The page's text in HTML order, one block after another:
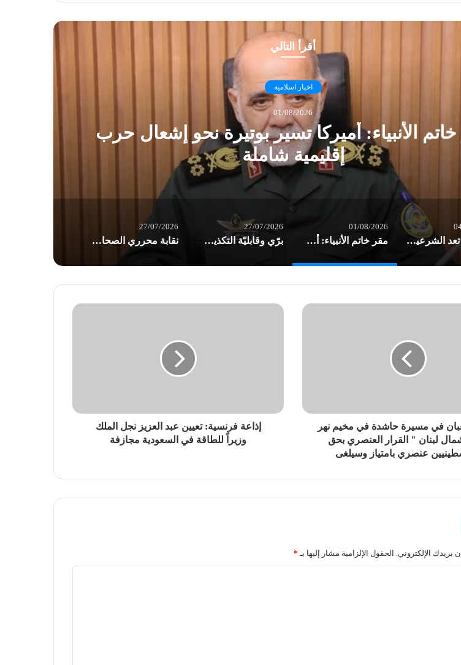
أقرأ التالي
اخبار اسلامية
01/08/2026
الأنبياء: أميركا تسير بوتيرة نحو إشعال حرب
إقليمية شاملة
لماذا لم تعد الشرعية وحدها تكفي؟ هندسة السيادة… وإعادة تعريف قواعد الصراع/ بقلم د. عاطف الموسوي
01/08/2026
مقر خاتم الأنبياء: أميركا تسير بوتيرة نحو إشعال حرب إقليمية شاملة
27/07/2026
برّي وقابليّة التكذيب: اختبار “ابن اللبون” في امتحان 26 تموز / بقلم د. عاطف الموسوي
27/07/2026
نقابة محرري الصحافة اللبنانية ترفض اقتراح قانون الإعلام: يفتقد إلى رؤية إعلامية وطنية
في مسيرة حاشدة في مخيم نهر
شمال لبنان " القرار العنصري بحق
عنصري بامتياز وسيلغى
إذاعة فرنسية: تعيين عبد العزيز نجل الملك
وزيراً للطاقة في السعودية مجازفة
بريدك الإلكتروني. الحقول الإلزامية مشار إليها بـ *